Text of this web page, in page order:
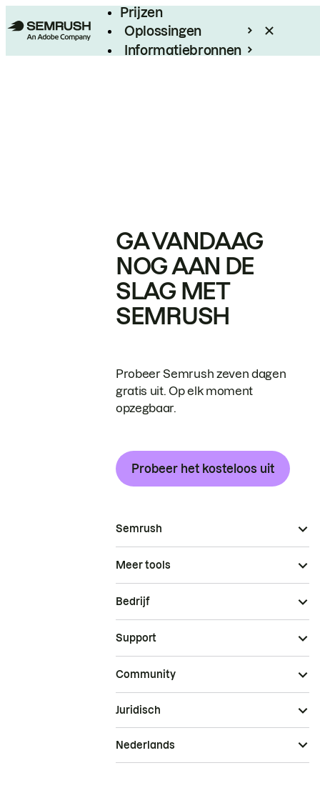
Prijzen
Oplossingen
Informatiebronnen
GA VANDAAG
NOG AAN DE
SLAG MET
SEMRUSH
Probeer Semrush zeven dagen
gratis uit. Op elk moment
opzegbaar.
Probeer het kosteloos uit
Semrush
Meer tools
Bedrijf
Support
Community
Juridisch
Nederlands